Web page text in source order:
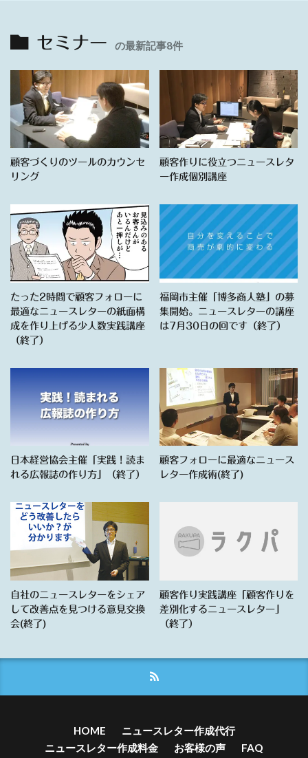
セミナー の最新記事8件
顧客づくりのツールのカウンセ
リング
顧客作りに役立つニュースレタ
ー作成個別講座
たった2時間で顧客フォローに
最適なニュースレターの紙面構
成を作り上げる少人数実践講座
（終了）
福岡市主催「博多商人塾」の募
集開始。ニュースレターの講座
は7月30日の回です（終了）
日本経営協会主催「実践！読ま
れる広報誌の作り方」（終了）
顧客フォローに最適なニュース
レター作成術(終了)
自社のニュースレターをシェア
して改善点を見つける意見交換
会(終了)
顧客作り実践講座「顧客作りを
差別化するニュースレター」
（終了）
HOME
ニュースレター作成代行
ニュースレター作成料金
お客様の声 FAQ